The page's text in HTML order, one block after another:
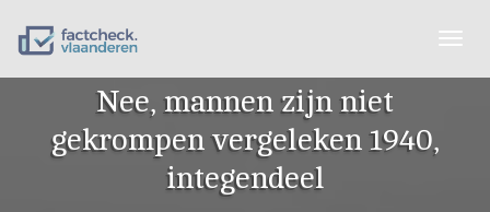
Nee, mannen zijn niet
gekrompen vergeleken 1940,
integendeel